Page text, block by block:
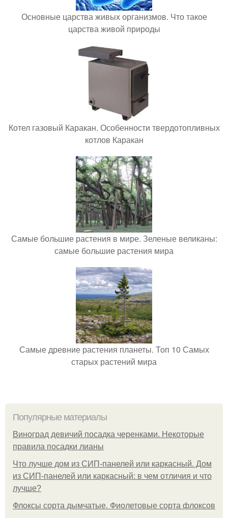
Основные царства живых организмов. Что такое
царства живой природы
Котел газовый Каракан. Особенности твердотопливных
котлов Каракан
Самые большие растения в мире. Зеленые великаны:
самые большие растения мира
Самые древние растения планеты. Топ 10 Самых
старых растений мира
Популярные материалы
Виноград девичий посадка черенками. Некоторые
правила посадки лианы
Что лучше дом из СИП-панелей или каркасный. Дом
из СИП-панелей или каркасный: в чем отличия и что
лучше?
Флоксы сорта дымчатые. Фиолетовые сорта флоксов